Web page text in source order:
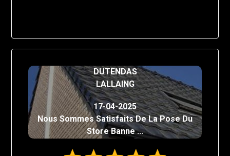
DUTENDAS
LALLAING
17-04-2025
Nous Sommes Satisfaits De La Pose Du
Store Banne ...